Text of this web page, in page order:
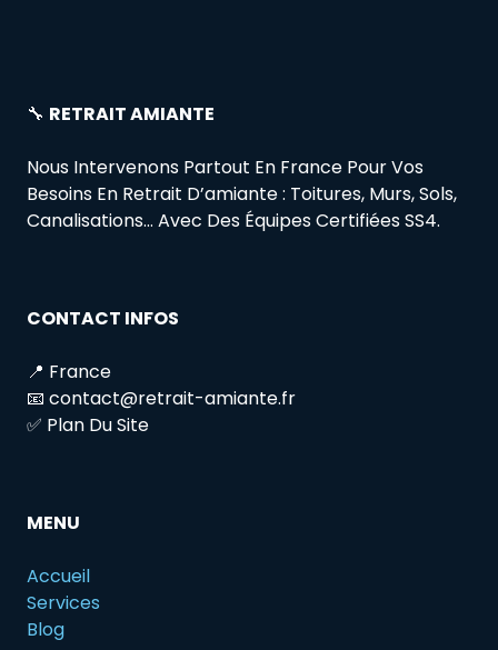
🔧 RETRAIT AMIANTE
Nous Intervenons Partout En France Pour Vos
Besoins En Retrait D’amiante : Toitures, Murs, Sols,
Canalisations… Avec Des Équipes Certifiées SS4.
CONTACT INFOS
📍 France
📧 contact@retrait-amiante.fr
✅ Plan Du Site
MENU
Accueil
Services
Blog